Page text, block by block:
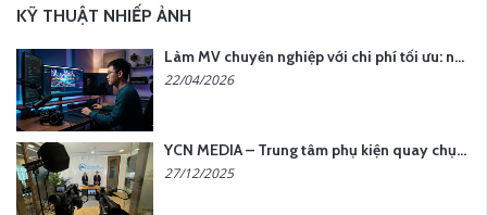
KỸ THUẬT NHIẾP ẢNH
Làm MV chuyên nghiệp với chi phí tối ưu: nên chọn quay thực tế hay video AI?
22/04/2026
YCN MEDIA – Trung tâm phụ kiện quay chụp tại Hà Nội
27/12/2025